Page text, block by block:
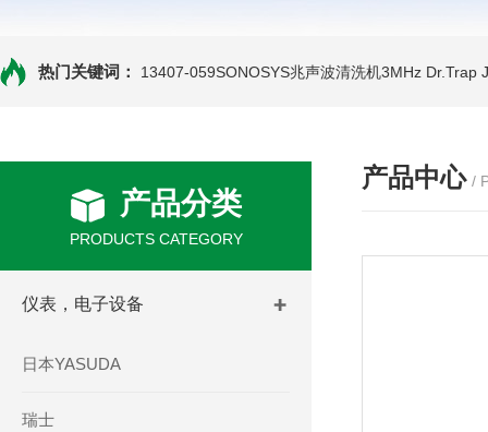
热门关键词： 13407-059SONOSYS兆声波清洗机3MHz Dr.Trap
产品分类
PRODUCTS CATEGORY
仪表，电子设备
日本YASUDA
瑞士
产品中心 /